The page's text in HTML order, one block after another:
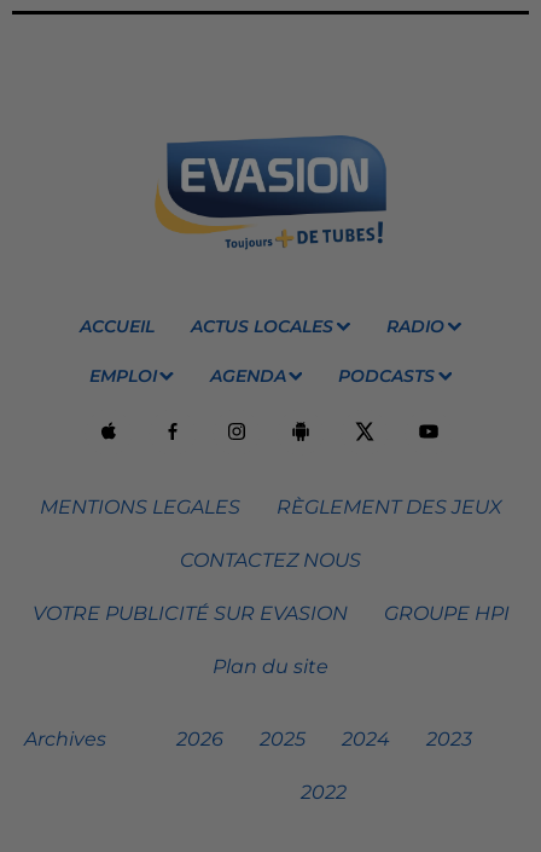
ACCUEIL ACTUS LOCALES RADIO
EMPLOI AGENDA PODCASTS
MENTIONS LEGALES RÈGLEMENT DES JEUX
CONTACTEZ NOUS
VOTRE PUBLICITÉ SUR EVASION GROUPE HPI
Plan du site
Archives 2026 2025 2024 2023
2022